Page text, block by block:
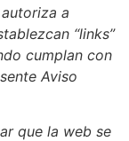
a
“links”
cumplan con
Aviso
que la web se